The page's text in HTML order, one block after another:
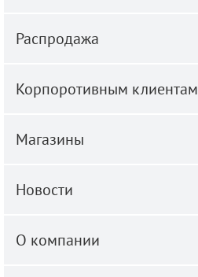
Распродажа
Корпоротивным клиентам
Магазины
Новости
О компании